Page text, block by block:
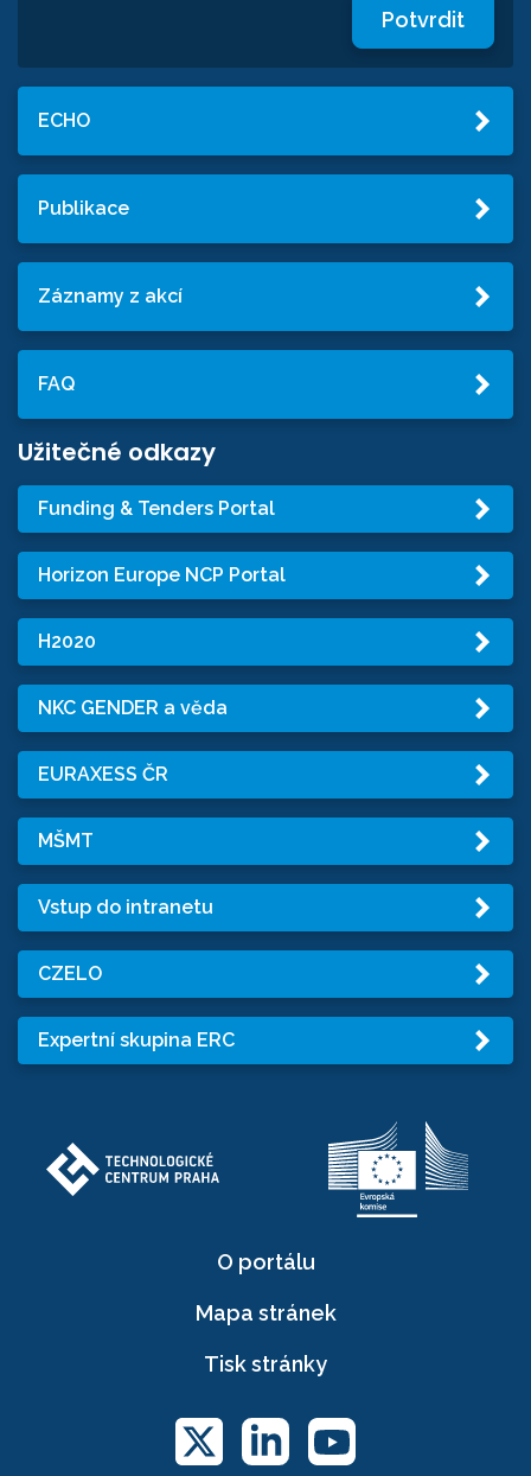
Potvrdit
ECHO
Publikace
Záznamy z akcí
FAQ
Užitečné odkazy
Funding & Tenders Portal
Horizon Europe NCP Portal
H2020
NKC GENDER a věda
EURAXESS ČR
MŠMT
Vstup do intranetu
CZELO
Expertní skupina ERC
O portálu
Mapa stránek
Tisk stránky